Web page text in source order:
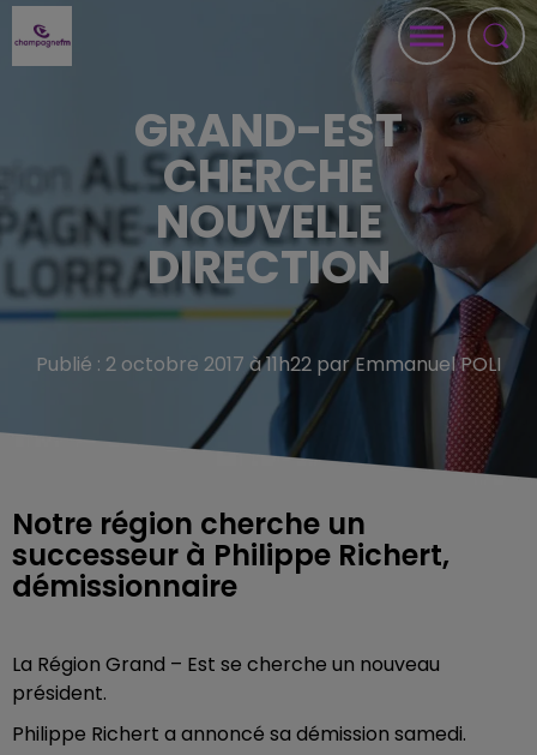
GRAND-EST
CHERCHE
NOUVELLE
DIRECTION
Publié : 2 octobre 2017 à 11h22 par Emmanuel POLI
Notre région cherche un
successeur à Philippe Richert,
démissionnaire
La Région Grand – Est se cherche un nouveau
président.
Philippe Richert a annoncé sa démission samedi.